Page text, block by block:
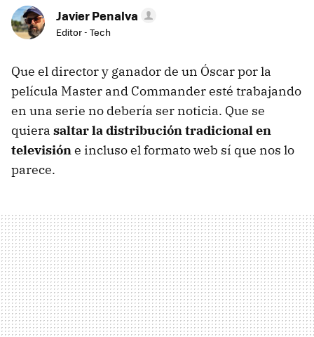
Javier Penalva
Editor - Tech
Que el director y ganador de un Óscar por la
película Master and Commander esté trabajando
en una serie no debería ser noticia. Que se
quiera saltar la distribución tradicional en
televisióne incluso el formato web sí que nos lo
parece.